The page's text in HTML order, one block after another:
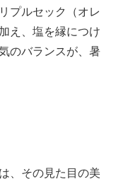
プルセック（オレ
え、塩を縁につけ
のバランスが、暑
、その見た目の美